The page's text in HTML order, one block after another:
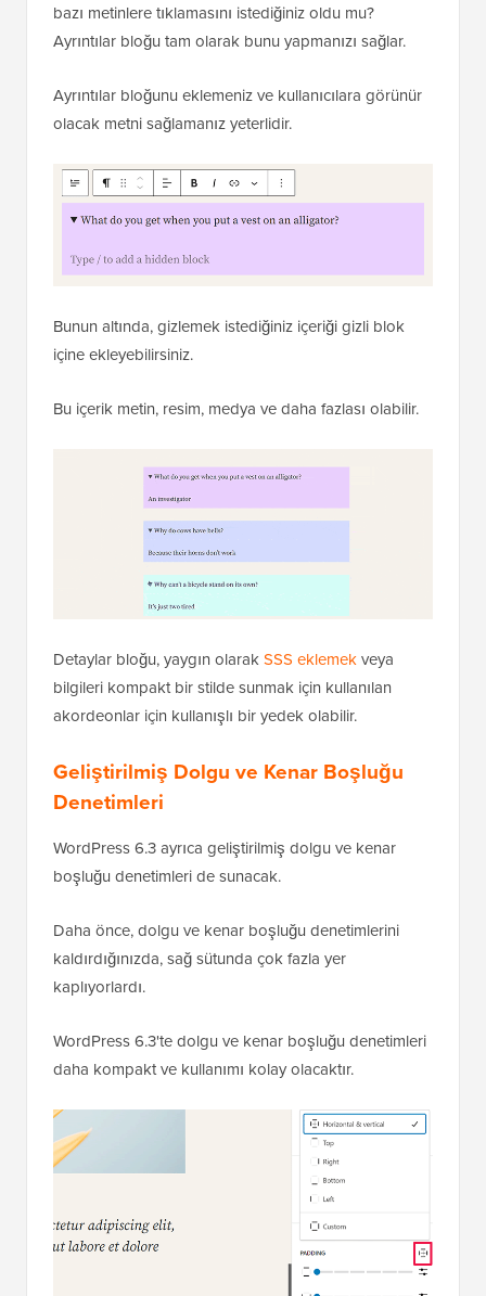
bazı metinlere tıklamasını istediğiniz oldu mu?
Ayrıntılar bloğu tam olarak bunu yapmanızı sağlar.
Ayrıntılar bloğunu eklemeniz ve kullanıcılara görünür
olacak metni sağlamanız yeterlidir.
Bunun altında, gizlemek istediğiniz içeriği gizli blok
içine ekleyebilirsiniz.
Bu içerik metin, resim, medya ve daha fazlası olabilir.
Detaylar bloğu, yaygın olarakSSS eklemekveya
bilgileri kompakt bir stilde sunmak için kullanılan
akordeonlar için kullanışlı bir yedek olabilir.
Geliştirilmiş Dolgu ve Kenar Boşluğu
Denetimleri
WordPress 6.3 ayrıca geliştirilmiş dolgu ve kenar
boşluğu denetimleri de sunacak.
Daha önce, dolgu ve kenar boşluğu denetimlerini
kaldırdığınızda, sağ sütunda çok fazla yer
kaplıyorlardı.
WordPress 6.3'te dolgu ve kenar boşluğu denetimleri
daha kompakt ve kullanımı kolay olacaktır.